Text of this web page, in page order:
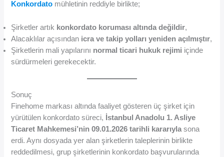
Konkordato mühletinin reddiyle birlikte;
Şirketler artık konkordato koruması altında değildir,
Alacaklılar açısından icra ve takip yolları yeniden açılmıştır,
Şirketlerin mali yapılarını normal ticari hukuk rejimi içinde
sürdürmeleri gerekecektir.
Sonuç
Finehome markası altında faaliyet gösteren üç şirket için
yürütülen konkordato süreci, İstanbul Anadolu 1. Asliye
Ticaret Mahkemesi’nin 09.01.2026 tarihli kararıylasona
erdi. Aynı dosyada yer alan şirketlerin taleplerinin birlikte
reddedilmesi, grup şirketlerinin konkordato başvurularında